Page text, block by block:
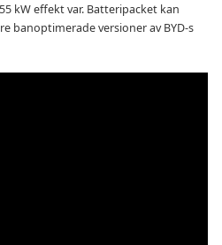
kW effekt var. Batteripacket kan
banoptimerade versioner av BYD-s